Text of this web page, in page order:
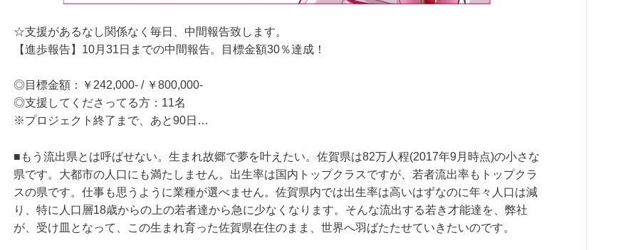
☆支援があるなし関係なく毎日、中間報告致します。
【進歩報告】10月31日までの中間報告。目標金額30％達成！
◎目標金額：￥242,000- / ￥800,000-
◎支援してくださってる方：11名
※プロジェクト終了まで、あと90日…
■もう流出県とは呼ばせない。生まれ故郷で夢を叶えたい。佐賀県は82万人程(2017年9月時点)の小さな
県です。大都市の人口にも満たしません。出生率は国内トップクラスですが、若者流出率もトップクラ
スの県です。仕事も思うように業種が選べません。佐賀県内では出生率は高いはずなのに年々人口は減
り、特に人口層18歳からの上の若者達から急に少なくなります。そんな流出する若き才能達を、弊社
が、受け皿となって、この生まれ育った佐賀県在住のまま、世界へ羽ばたたせていきたいのです。